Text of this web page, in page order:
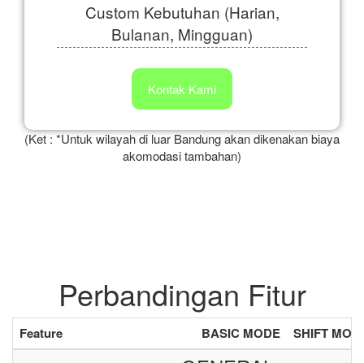
Custom Kebutuhan (Harian,
Bulanan, Mingguan)
Kontak Kami
(Ket : *Untuk wilayah di luar Bandung akan dikenakan biaya
akomodasi tambahan)
Perbandingan Fitur
Feature BASIC MODE SHIFT